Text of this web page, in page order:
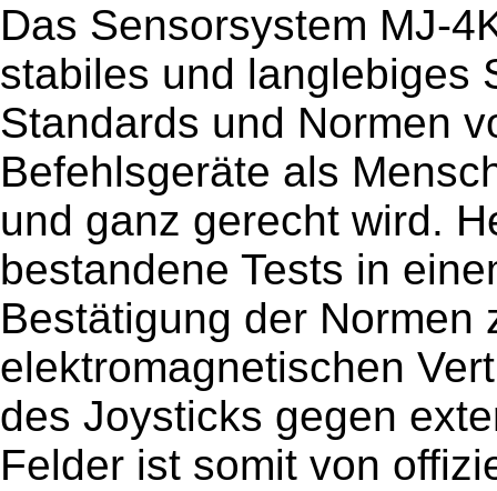
Das Sensorsystem MJ-
stabiles und langlebiges
Standards und Normen
Befehlsgeräte als
und ganz gerecht wird.
bestandene Tests in
Bestätigung der Normen
elektromagnetischen
des Joysticks gegen
Felder ist somit von